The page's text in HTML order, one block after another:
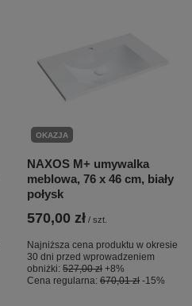
OKAZJA
NAXOS M+ umywalka
meblowa, 76 x 46 cm, biały
połysk
570,00 zł / szt.
Najniższa cena produktu w okresie
30 dni przed wprowadzeniem
obniżki: 527,00 zł +8%
Cena regularna: 670,01 zł -15%